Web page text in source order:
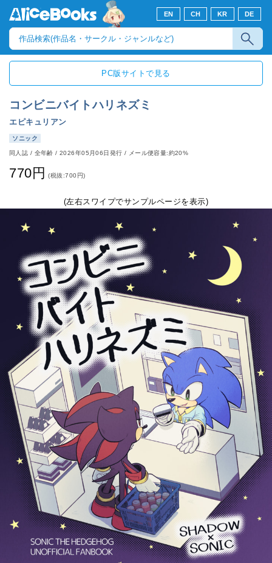
EN CH KR DE
PC版サイトで見る
コンビニバイトハリネズミ
エピキュリアン
ソニック
同人誌 / 全年齢/2026年05月06日発行 / メール便容量:約20%
770円 (税抜:700円)
(左右スワイプでサンプルページを表示)